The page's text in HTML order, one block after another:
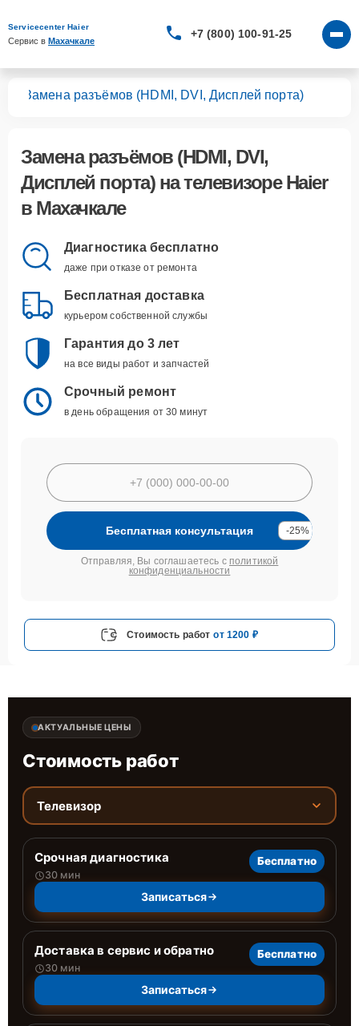
Servicecenter Haier
Сервис в Махачкале
+7 (800) 100-91-25
Замена разъёмов (HDMI, DVI, Дисплей порта)
Замена разъёмов (HDMI, DVI,
Дисплей порта)на телевизоре Haier
в Махачкале
Диагностика бесплатно
даже при отказе от ремонта
Бесплатная доставка
курьером собственной службы
Гарантия до 3 лет
на все виды работ и запчастей
Срочный ремонт
в день обращения от 30 минут
Бесплатная консультация -25%
Отправляя, Вы соглашаетесь с политикой
конфиденциальности
Стоимость работ от 1200 ₽
АКТУАЛЬНЫЕ ЦЕНЫ
Стоимость работ
Телевизор
Срочная диагностика
30 мин
Бесплатно
Записаться
Доставка в сервис и обратно
30 мин
Бесплатно
Записаться